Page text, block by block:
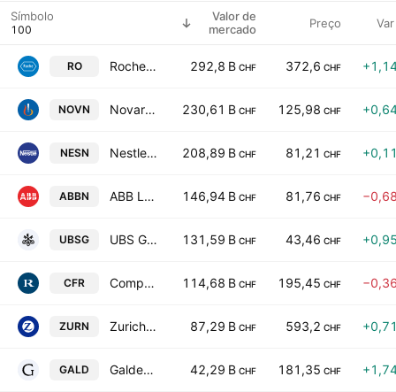
Símbolo
Valor de
mercado
Preço
RO Roche Holding Ltd 292,8 B CHF 372,6 CHF
NOVN Novartis AG 230,61 B CHF 125,98 CHF
NESN Nestle S.A. 208,89 B CHF 81,21 CHF
ABBN ABB Ltd. 146,94 B CHF 81,76 CHF
UBSG UBS Group AG 131,59 B CHF 43,46 CHF
CFR Compagnie Financiere Richemont SA 114,68 B CHF 195,45 CHF
ZURN Zurich Insurance Group Ltd 87,29 B CHF 593,2 CHF
GALD Galderma Group AG 42,29 B CHF 181,35 CHF